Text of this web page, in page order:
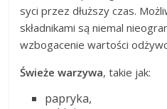
syci przez dłuższy czas.
składnikami są niemal
wzbogacenie wartości
Świeże warzywa, takie jak:
papryka,